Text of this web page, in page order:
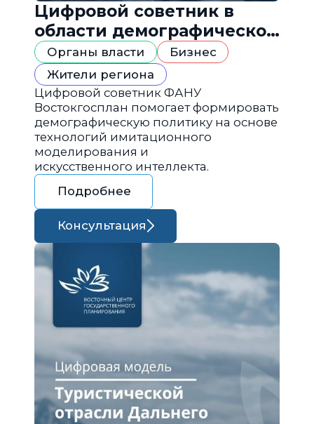
Цифровой советник в
области демографической
политики
Органы власти
Бизнес
Жители региона
Цифровой советник ФАНУ
Востокгосплан помогает формировать
демографическую политику на основе
технологий имитационного
моделирования и
искусственного интеллекта.
Подробнее
Консультация